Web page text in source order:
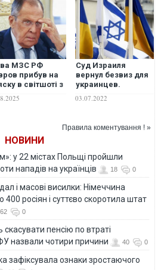
МЗС РФ
прибув на
в світшоті з
СССР.
Суд Израиля
вернул безвиз для
украинцев.
отреагировал
03.07.2022
Правила коментування ! »
НОВИНИ
у 22 містах Польщі пройшли
нападів на українців
18 0
і масові висилки: Німеччина
росіян і суттєво скоротила штат
62 0
пенсію по втраті
назвали чотири причини
40 0
зафіксувала ознаки зростаючого